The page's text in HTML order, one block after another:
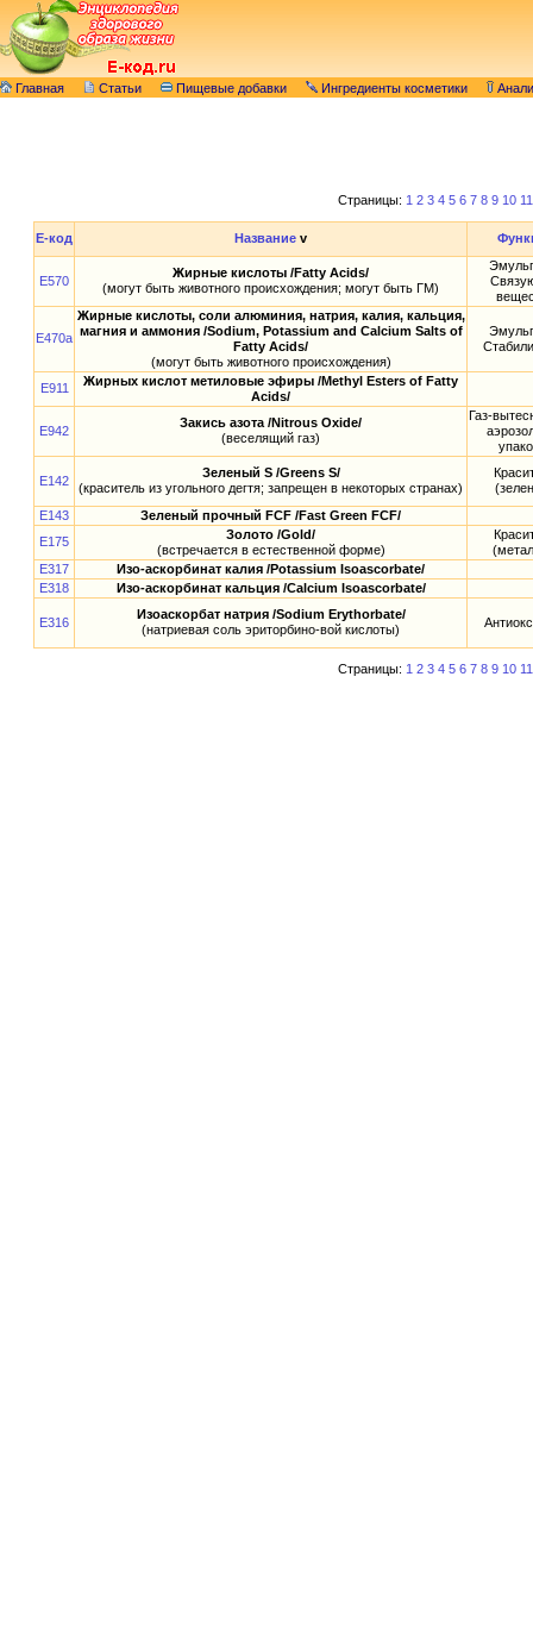
Главная Статьи Пищевые добавки Ингредиенты косметики
Страницы: 1 2 3 4 5 6 7 8 9 10 11
E-код Название v
E570
Жирные кислоты /Fatty Acids/
(могут быть животного происхождения; могут быть ГМ)
E470a
Жирные кислоты, соли алюминия, натрия, калия, кальция,
магния и аммония /Sodium, Potassium and Calcium Salts of
Fatty Acids/
(могут быть животного происхождения)
E911
Жирных кислот метиловые эфиры /Methyl Esters of Fatty
Acids/
E942
Закись азота /Nitrous Oxide/
(веселящий газ)
Газ-
E142
Зеленый S /Greens S/
(краситель из угольного дегтя; запрещен в некоторых странах)
E143
Зеленый прочный FCF /Fast Green FCF/
E175
Золото /Gold/
(встречается в естественной форме)
E317
Изо-аскорбинат калия /Potassium Isoascorbate/
E318
Изо-аскорбинат кальция /Calcium Isoascorbate/
E316
Изоаскорбат натрия /Sodium Erythorbate/
(натриевая соль эриторбино-вой кислоты)
Страницы: 1 2 3 4 5 6 7 8 9 10 11